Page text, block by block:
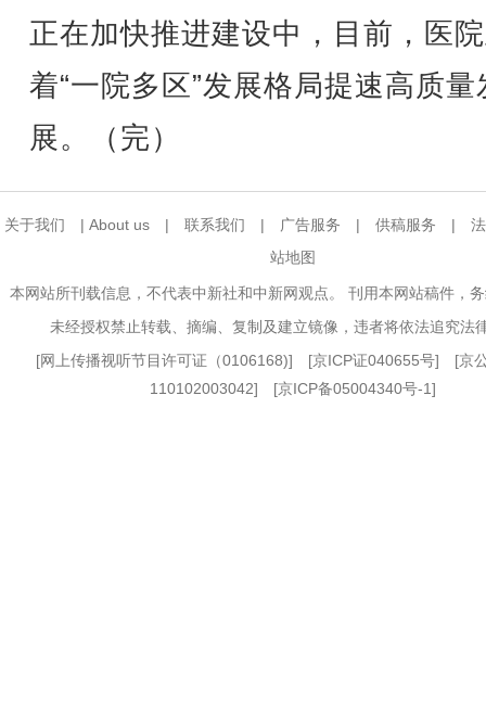
正在加快推进建设中，目前，医
着“一院多区”发展格局提速高质量
展。（完）
关于我们 | About us | 联系我们 | 广告服务 | 供稿服务 |
站地图
本网站所刊载信息，不代表中新社和中新网观点。 刊用本网站稿件，
未经授权禁止转载、摘编、复制及建立镜像，违者将依法追究法
[网上传播视听节目许可证（0106168)] [京ICP证040655号] [京
110102003042] [京ICP备05004340号-1]